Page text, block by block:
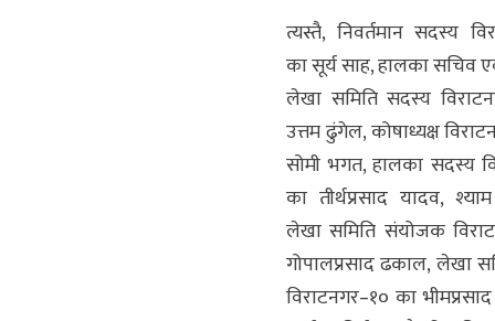
त्यस्तै, निवर्तमान सदस्य
का सूर्य साह, हालका सचिव
लेखा समिति सदस्य
उत्तम ढुंगेल, कोषाध्यक्ष
सोमी भगत, हालका सदस्य
का तीर्थप्रसाद यादव,
लेखा समिति संयोजक
गोपालप्रसाद ढकाल, लेखा
विराटनगर–१० का